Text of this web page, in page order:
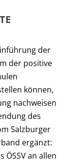
der
der positive
können,
nachweisen
des
Salzburger
ergänzt:
ÖSSV an allen